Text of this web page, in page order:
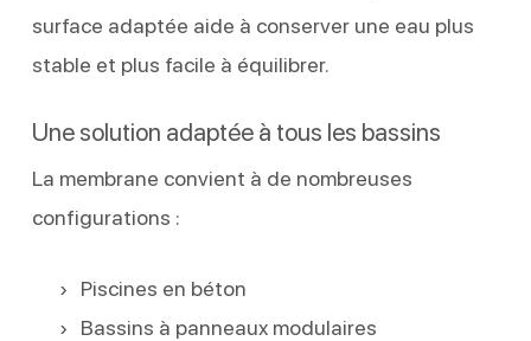
surface adaptée aide à conserver une eau plus
stable et plus facile à équilibrer.
Une solution adaptée à tous les bassins
La membrane convient à de nombreuses
configurations :
Piscines en béton
Bassins à panneaux modulaires